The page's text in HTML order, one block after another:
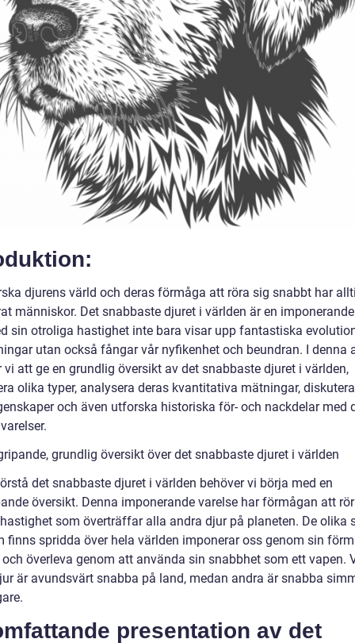
djurens värld och deras förmåga att röra sig snabbt har
människor. Det snabbaste djuret i världen är en
sin otroliga hastighet inte bara visar upp fantastiska
utan också fångar vår nyfikenhet och beundran. I denna
vi att ge en grundlig översikt av det snabbaste djuret i världen,
olika typer, analysera deras kvantitativa mätningar,
och även utforska historiska för- och nackdelar med
grundlig översikt över det snabbaste djuret i världen
det snabbaste djuret i världen behöver vi börja med en
översikt. Denna imponerande varelse har förmågan att
som överträffar alla andra djur på planeten. De olika
finns spridda över hela världen imponerar oss genom sin
överleva genom att använda sin snabbhet som ett vapen.
är avundsvärt snabba på land, medan andra är snabba
presentation av det